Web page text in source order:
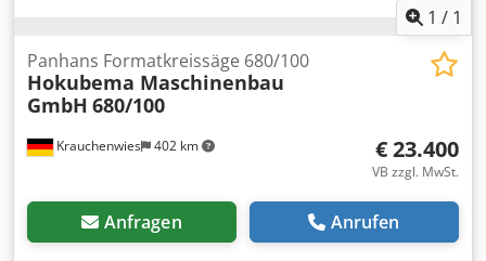
1 / 1
Krauchenwies 402 km
Panhans Formatkreissäge 680/100
Hokubema Maschinenbau
GmbH 680/100
€ 23.400
VB zzgl. MwSt.
Anfragen Anrufen